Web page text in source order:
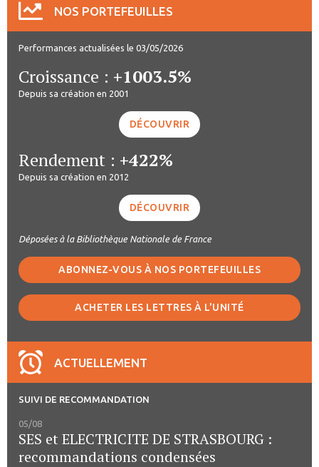
NOS PORTEFEUILLES
Performances actualisées le 03/05/2026
Croissance : +1003.5%
Depuis sa création en 2001
DÉCOUVRIR
Rendement : +422%
Depuis sa création en 2012
DÉCOUVRIR
Déposées à la Bibliothèque Nationale de France
ABONNEZ-VOUS À NOS PORTEFEUILLES
ACHETER LES LETTRES À L'UNITÉ
ACTUELLEMENT
SUIVI DE RECOMMANDATION
05/08
SES et ELECTRICITE DE STRASBOURG :
recommandations condensées